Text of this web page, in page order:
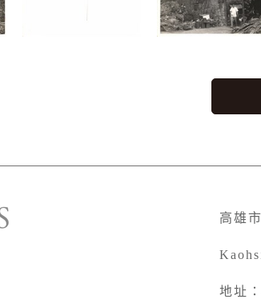
高雄
地址